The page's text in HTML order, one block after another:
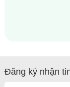
Đăng ký nhận